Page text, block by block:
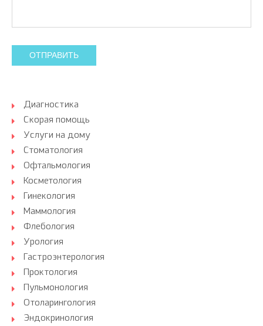
ОТПРАВИТЬ
Диагностика
Скорая помощь
Услуги на дому
Стоматология
Офтальмология
Косметология
Гинекология
Маммология
Флебология
Урология
Гастроэнтерология
Проктология
Пульмонология
Отоларингология
Эндокринология